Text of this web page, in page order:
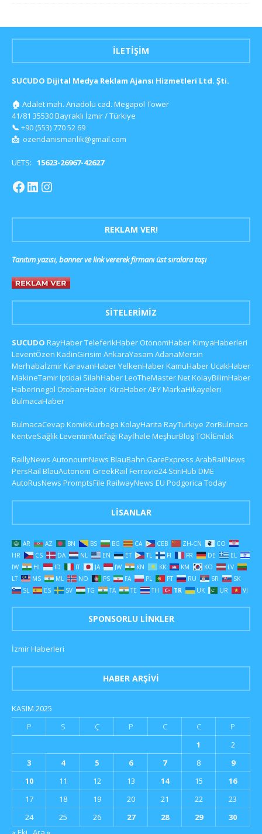
İLETIŞIM
SUCUDO Dijital Medya Reklam Ajansı Hizmetleri Ltd. Şti.
🏠 Adalet mah. Anadolu cad. Megapol Tower
41/81 35530 Bayraklı İzmir / Türkiye
📞 +90 (553) 770 52 69
📩 ozendanismanlik@gmail.com
UETS: 15623-26967-42627
REKLAM VER!
Tanıtım yazısı, banner ve link vererek firmanı üst sıralara taşı
SITELERIMIZ
SUCUDO RayHaberTeleferikHaber OtonomHaberKimyaHaberleri
LeventÖzen KadinGirisim AnkaraYasam AdanaMersin
MerhabaİzmirKaravanHaberYelkenHaberKamuHaberUcakHaber
MakineTamirIptidai SilahHaberLeoTheMaster.NetKolayBilimHaber
HaberInegol OtobanHaber KiraHaberAEYMarkaHikayeleri
BulmacaHaber
BulmacaCevap KomikKurbaga KolayHarita RayTurkiye ZorBulmaca
KentveSağlıkLeventinMutfağı Rayİhale MeşhurBlogTOKİEmlak
RaillyNews AutonoumNews BlauBahn GareExpress ArabRailNews
PersRail BlauAutonom GreekRail Ferrovie24 StiriHub DME
AutoRusNews PromptsFile RailwayNews EU Podgorica Today
LISANLAR
AR AZ BN BS BG CA CEB ZH-CN
CO
HR
CS DA NL EN ET TL FI FR DE
EL
IW
HI ID IT JA JW KN KK KM KO
LV
LT
MS ML NO PS FA PL PT RU SR
SK
SL
ES SV TG TA TE TH TR UK UR VI
SPONSORLU LINKLER
İzmir Haberleri
HABER ARŞIVI
KASIM 2025
P
S Ç P C C
P
1
2
3
4 5 6 7 8
9
10
11 12 13 14 15
16
17
18 19 20 21 22
23
24
25 26 27 28 29
30